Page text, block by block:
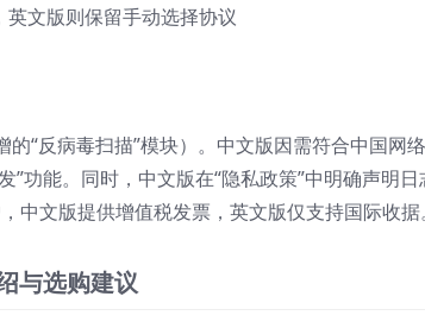
英文版则保留手动选择协议
“反病毒扫描”模块）。中文版因需符合中国网
”功能。同时，中文版在“隐私政策”中明确声明日
文版提供增值税发票，英文版仅支持国际收据。
与选购建议